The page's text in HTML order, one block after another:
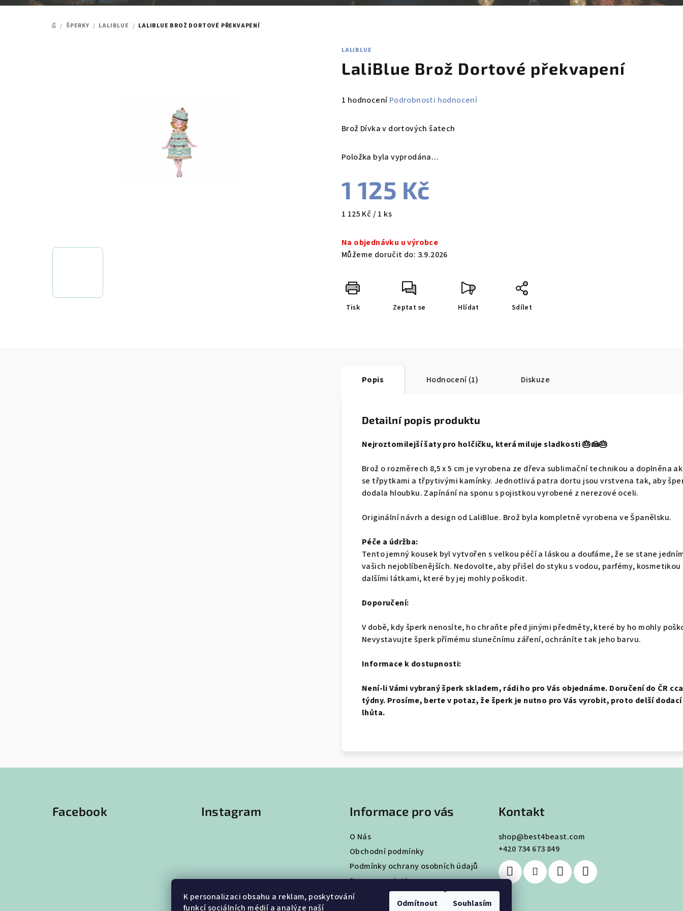
K personalizaci obsahu a reklam, poskytování
funkcí sociálních médií a analýze naší
Odmítnout Souhlasím
DOMŮ
/ ŠPERKY / LALIBLUE / LALIBLUE BROŽ DORTOVÉ PŘEKVAPENÍ
LALIBLUE
LaliBlue Brož Dortové překvapení
Průměrné
produktu
z
hvězdiček.
1 hodnocení Podrobnosti hodnocení
Brož Dívka v dortových šatech
Položka byla vyprodána…
1 125 Kč
Měrná
1 125 Kč / 1 ks
Na objednávku u výrobce
Můžeme doručit do: 3.9.2026
Tisk Zeptat se Hlídat Sdílet
Popis Hodnocení (1) Diskuze
Detailní popis produktu
Nejroztomilejší šaty pro holčičku, která miluje sladkosti 🎂🍰🎂
Brož o rozměrech 8,5 x 5 cm je vyrobena ze dřeva sublimační technikou a doplněna
se třpytkami a třpytivými kamínky. Jednotlivá patra dortu jsou vrstvena tak, aby
dodala hloubku. Zapínání na sponu s pojistkou vyrobené z nerezové oceli.
Originální návrh a design od LaliBlue. Brož byla kompletně vyrobena ve Španělsku.
Péče a údržba:
Tento jemný kousek byl vytvořen s velkou péčí a láskou a doufáme, že se stane
vašich nejoblíbenějších. Nedovolte, aby přišel do styku s vodou, parfémy, kosmetikou
dalšími látkami, které by jej mohly poškodit.
Doporučení:
V době, kdy šperk nenosíte, ho chraňte před jinými předměty, které by ho mohly
Nevystavujte šperk přímému slunečnímu záření, ochráníte tak jeho barvu.
Informace k dostupnosti:
Není-li Vámi vybraný šperk skladem, rádi ho pro Vás objednáme. Doručení do ČR
týdny. Prosíme, berte v potaz, že šperk je nutno pro Vás vyrobit, proto delší dodací
lhůta.
Facebook Instagram Informace pro vás
O Nás
Obchodní podmínky
Podmínky ochrany osobních údajů
Doprava a platba
Vrácení a výměna zboží
Kontakt
shop@best4beast.com
+420 734 673 849